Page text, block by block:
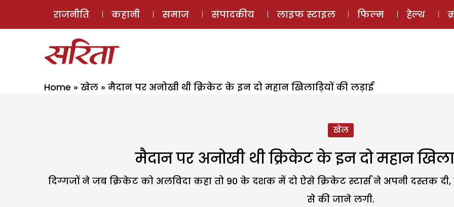
ई-मैगज़ीन
राजनीति कहानी समाज संपादकीय लाइफ स्टाइल फिल्म हेल्थ
Home » खेल » मैदान पर अनोखी थी क्रिकेट के इन दो महान खिलाड़ियों की लड़ाई
खेल
मैदान पर अनोखी थी क्रिकेट के इन दो महान
दिग्गजों ने जब क्रिकेट को अलविदा कहा तो 90 के दशक में दो ऐसे क्रिकेट स्टार्स ने अपनी दस्तक दी,
से की जाने लगी.